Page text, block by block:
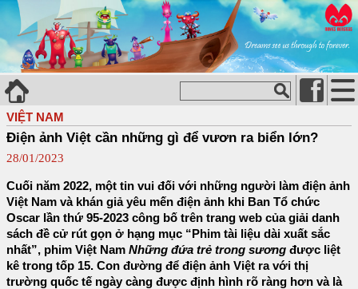
VIỆT NAM
Điện ảnh Việt cần những gì để vươn ra biển lớn?
28/01/2023
Cuối năm 2022, một tin vui đối với những người làm điện ảnh
Việt Nam và khán giả yêu mến điện ảnh khi Ban Tổ chức
Oscar lần thứ 95-2023 công bố trên trang web của giải danh
sách đề cử rút gọn ở hạng mục “Phim tài liệu dài xuất sắc
nhất”, phim Việt Nam Những đứa trẻ trong sương được liệt
kê trong tốp 15. Con đường để điện ảnh Việt ra với thị
trường quốc tế ngày càng được định hình rõ ràng hơn và là